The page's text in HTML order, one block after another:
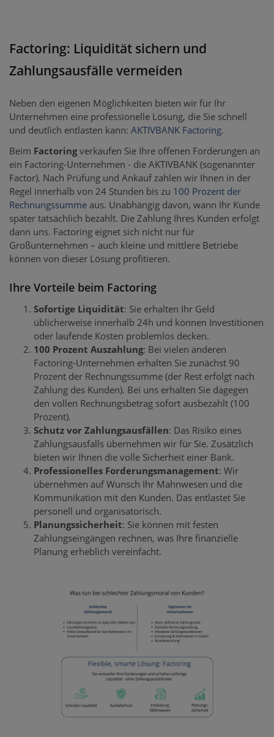
Factoring: Liquidität sichern und
Zahlungsausfälle vermeiden
Neben den eigenen Möglichkeiten bieten wir für Ihr
Unternehmen eine professionelle Lösung, die Sie schnell
und deutlich entlasten kann: AKTIVBANK Factoring.
Beim Factoringverkaufen Sie Ihre offenen Forderungen an
ein Factoring-Unternehmen - die AKTIVBANK (sogenannter
Factor). Nach Prüfung und Ankauf zahlen wir Ihnen in der
Regel innerhalb von 24 Stunden bis zu 100 Prozent der
Rechnungssumme aus. Unabhängig davon, wann Ihr Kunde
später tatsächlich bezahlt. Die Zahlung Ihres Kunden erfolgt
dann uns. Factoring eignet sich nicht nur für
Großunternehmen – auch kleine und mittlere Betriebe
können von dieser Lösung profitieren.
Ihre Vorteile beim Factoring
Sofortige Liquidität: Sie erhalten Ihr Geld
üblicherweise innerhalb 24h und können Investitionen
oder laufende Kosten problemlos decken.
100 Prozent Auszahlung: Bei vielen anderen
Factoring-Unternehmen erhalten Sie zunächst 90
Prozent der Rechnungssumme (der Rest erfolgt nach
Zahlung des Kunden). Bei uns erhalten Sie dagegen
den vollen Rechnungsbetrag sofort ausbezahlt (100
Prozent).
Schutz vor Zahlungsausfällen: Das Risiko eines
Zahlungsausfalls übernehmen wir für Sie. Zusätzlich
bieten wir Ihnen die volle Sicherheit einer Bank.
Professionelles Forderungsmanagement: Wir
übernehmen auf Wunsch Ihr Mahnwesen und die
Kommunikation mit den Kunden. Das entlastet Sie
personell und organisatorisch.
Planungssicherheit: Sie können mit festen
Zahlungseingängen rechnen, was Ihre finanzielle
Planung erheblich vereinfacht.